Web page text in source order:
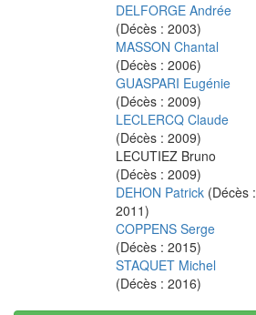
DELFORGE Andrée
(Décès : 2003)
MASSON Chantal
(Décès : 2006)
GUASPARI Eugénie
(Décès : 2009)
LECLERCQ Claude
(Décès : 2009)
LECUTIEZ Bruno
(Décès : 2009)
DEHON Patrick (Décès :
2011)
COPPENS Serge
(Décès : 2015)
STAQUET Michel
(Décès : 2016)